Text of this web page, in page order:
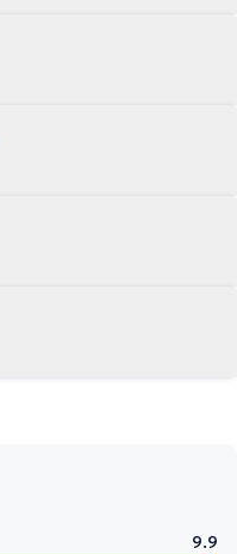
9.9